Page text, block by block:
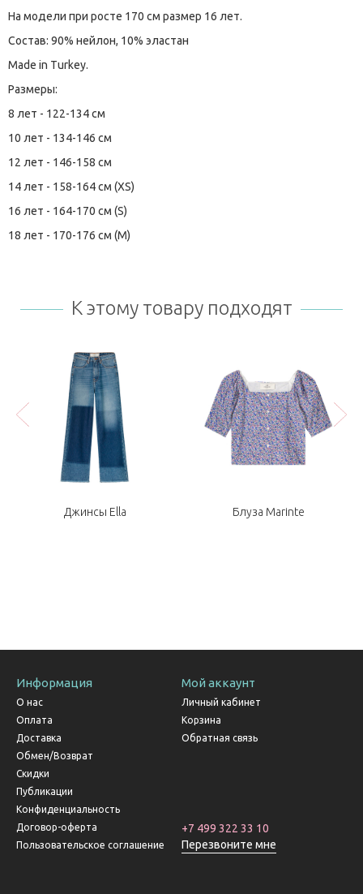
На модели при росте 170 см размер 16 лет.
Состав: 90% нейлон, 10% эластан
Made in Turkey.
Размеры:
8 лет - 122-134 см
10 лет - 134-146 см
12 лет - 146-158 см
14 лет - 158-164 см (XS)
16 лет - 164-170 см (S)
18 лет - 170-176 см (M)
К этому товару подходят
Джинсы Ella Блуза Marinte
Информация
О нас
Оплата
Доставка
Обмен/Возврат
Скидки
Публикации
Конфиденциальность
Договор-оферта
Пользовательское соглашение
Мой аккаунт
Личный кабинет
Корзина
Обратная связь
+7 499 322 33 10
Перезвоните мне